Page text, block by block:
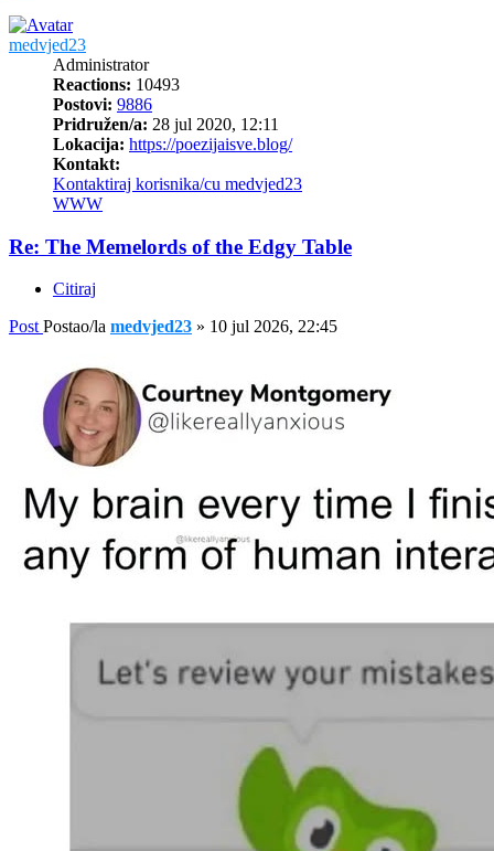
medvjed23
Administrator
Reactions: 10493
Postovi: 9886
Pridružen/a: 28 jul 2020, 12:11
Lokacija: https://poezijaisve.blog/
Kontakt:
Kontaktiraj korisnika/cu medvjed23
WWW
Re: The Memelords of the Edgy Table
Citiraj
Post Postao/la medvjed23 » 10 jul 2026, 22:45